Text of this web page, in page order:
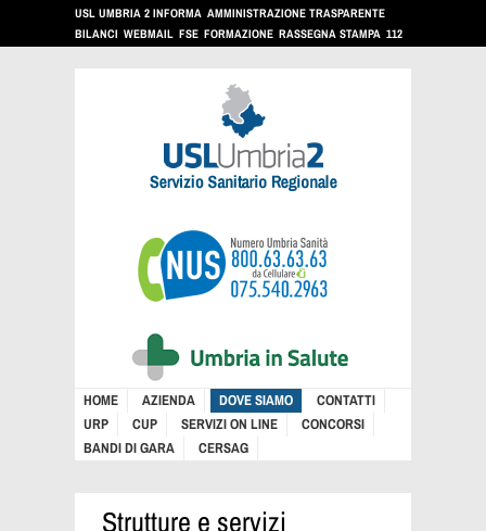
USL UMBRIA 2 INFORMA AMMINISTRAZIONE TRASPARENTE
BILANCI WEBMAIL FSE FORMAZIONE RASSEGNA STAMPA 112
HOME AZIENDA DOVE SIAMO
CONTATTI
URP
CUP SERVIZI ON LINE
CONCORSI
BANDI DI GARA
CERSAG
Strutture e servizi